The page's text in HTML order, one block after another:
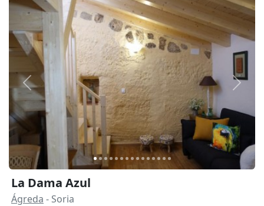
Anterior
La Dama Azul
Ágreda - Soria